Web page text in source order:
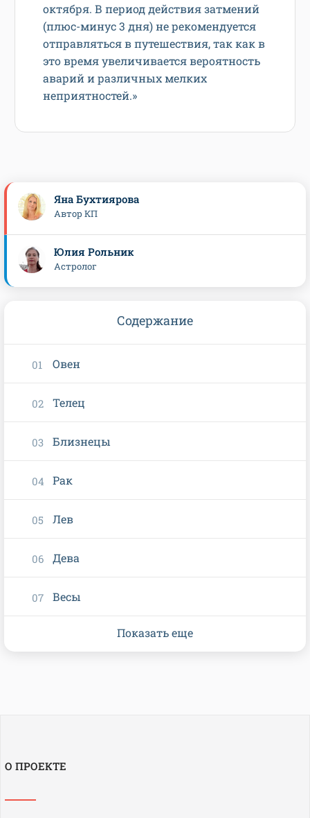
октября. В период действия затмений
(плюс-минус 3 дня) не рекомендуется
отправляться в путешествия, так как в
это время увеличивается вероятность
аварий и различных мелких
неприятностей.»
Яна Бухтиярова
Автор КП
Юлия Рольник
Астролог
Содержание
Овен
Телец
Близнецы
Рак
Лев
Дева
Весы
Показать еще
О ПРОЕКТЕ